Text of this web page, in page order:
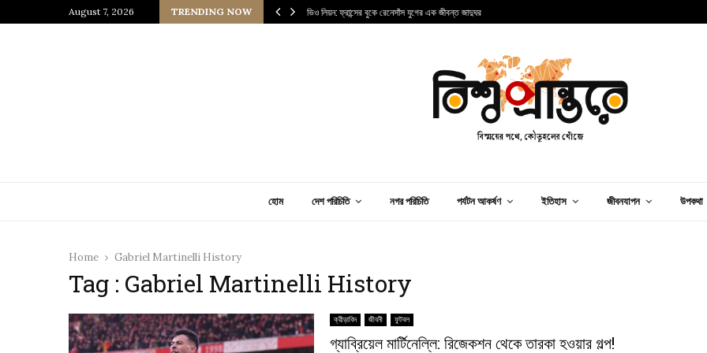
August 7, 2026 TRENDING NOW
জাপানি আধ্যাত্মিকতার ছোঁয়া ভিও লিয়ন: ফ্রান্সের বুকে রেনেসাঁস যুগের এক জীবন্ত জাদুঘর
হোম দেশ পরিচিতি নগর পরিচিতি পর্যটন আকর্ষণ ইতিহাস জীবনযাপন উপকথা
Home Gabriel Martinelli History
Tag : Gabriel Martinelli History
ক্রীড়াবিদ জীবনী ফুটবল
গ্যাব্রিয়েল মার্টিনেল্লি: রিজেকশন থেকে তারকা হওয়ার গল্প!